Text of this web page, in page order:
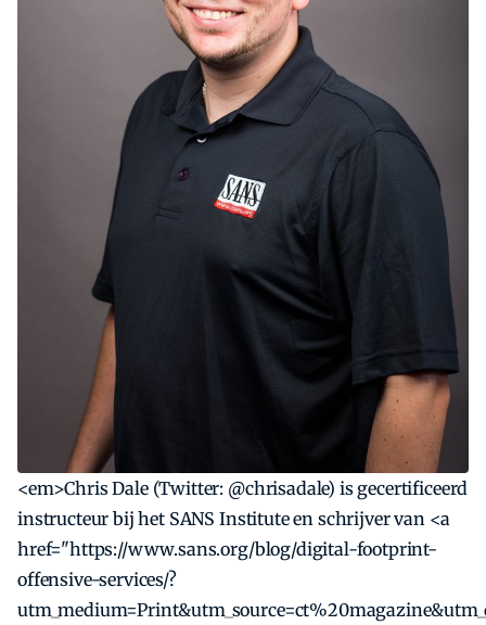
<em>Chris Dale (Twitter: @chrisadale) is gecertificeerd
instructeur bij het SANS Institute en schrijver van <a
href="https://www.sans.org/blog/digital-footprint-
offensive-services/?